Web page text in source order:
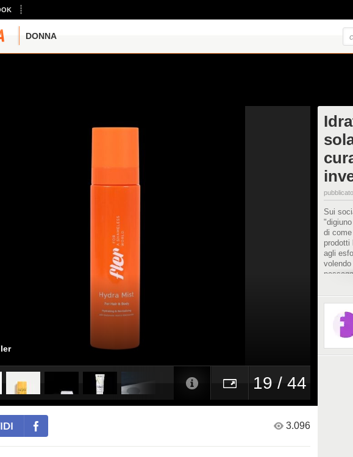
DONNA
19 / 44
Sui
di
prodotti
agli
labbra)
tutto i
corpo
3.096